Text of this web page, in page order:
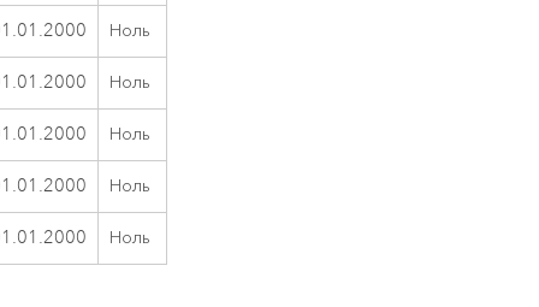
Ноль
Ноль
Ноль
Ноль
Ноль